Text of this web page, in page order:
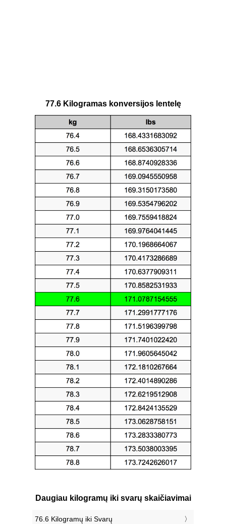
77.6 Kilogramas konversijos lentelę
Daugiau kilogramų iki svarų skaičiavimai
76.6 Kilogramų iki Svarų